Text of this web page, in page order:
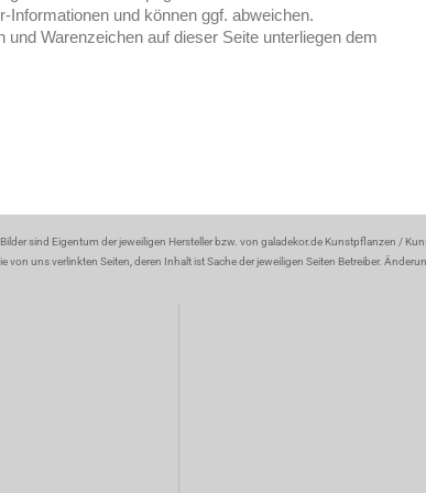
Informationen und können ggf. abweichen.
Warenzeichen auf dieser Seite unterliegen dem
sind Eigentum der jeweiligen Hersteller bzw. von galadekor.de Kunstpflanzen /
von uns verlinkten Seiten, deren Inhalt ist Sache der jeweiligen Seiten Betreiber.